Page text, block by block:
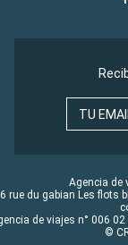
TU
Agencia de
rue du gabian Les flots
de viajes n° 006
©